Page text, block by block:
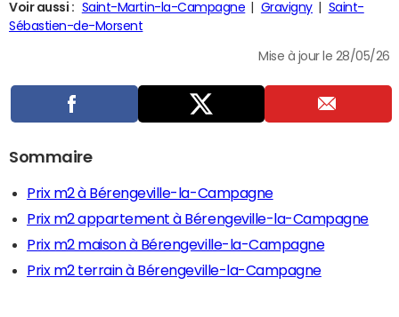
Voir aussi : Saint-Martin-la-Campagne Gravigny
Saint-
Sébastien-de-Morsent
Mise à jour le 28/05/26
Sommaire
Prix m2 à Bérengeville-la-Campagne
Prix m2 appartement à Bérengeville-la-Campagne
Prix m2 maison à Bérengeville-la-Campagne
Prix m2 terrain à Bérengeville-la-Campagne